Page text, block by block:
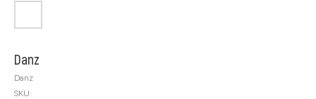
Danz
Danz
SKU: